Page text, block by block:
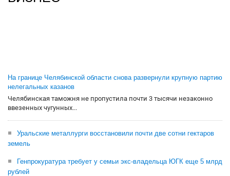
На границе Челябинской области снова развернули крупную партию
нелегальных казанов
Челябинская таможня не пропустила почти 3 тысячи незаконно
ввезенных чугунных...
Уральские металлурги восстановили почти две сотни гектаров
земель
Генпрокуратура требует у семьи экс-владельца ЮГК еще 5 млрд
рублей